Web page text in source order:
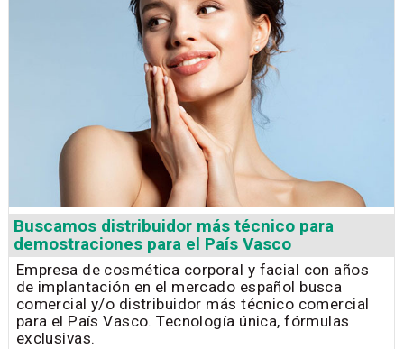
Buscamos distribuidor más técnico para
demostraciones para el País Vasco
Empresa de cosmética corporal y facial con años
de implantación en el mercado español busca
comercial y/o distribuidor más técnico comercial
para el País Vasco. Tecnología única, fórmulas
exclusivas.